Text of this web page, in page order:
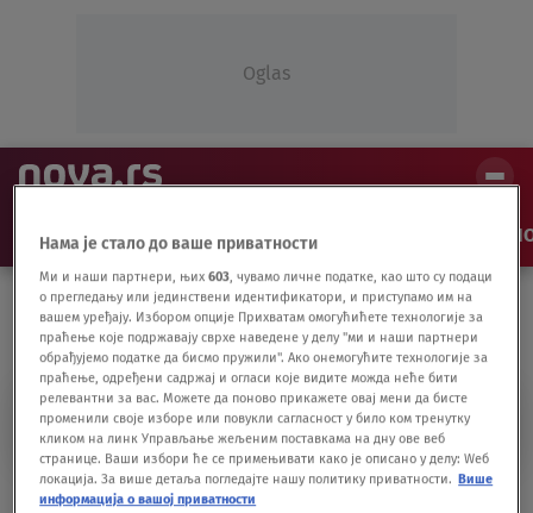
Oglas
NAJNOVIJE VESTI SHOW
ŽARKO ČIGOJA
Izdavači: Sajam knjiga pod ovim uslovima
Нама је стало до ваше приватности
Ми и наши партнери, њих603, чувамо личне податке, као што су подаци
о прегледању или јединствени идентификатори, и приступамо им на
вашем уређају. Избором опције Прихватам омогућићете технологије за
праћење које подржавају сврхе наведене у делу "ми и наши партнери
обрађујемо податке да бисмо пружили". Ако онемогућите технологије за
праћење, одређени садржај и огласи које видите можда неће бити
релевантни за вас. Можете да поново прикажете овај мени да бисте
променили своје изборе или повукли сагласност у било ком тренутку
кликом на линк Управљање жељеним поставкама на дну ове веб
странице. Ваши избори ће се примењивати како је описано у делу: Wеб
локација. За више детаља погледајте нашу политику приватности. Више
информација о вашој приватности